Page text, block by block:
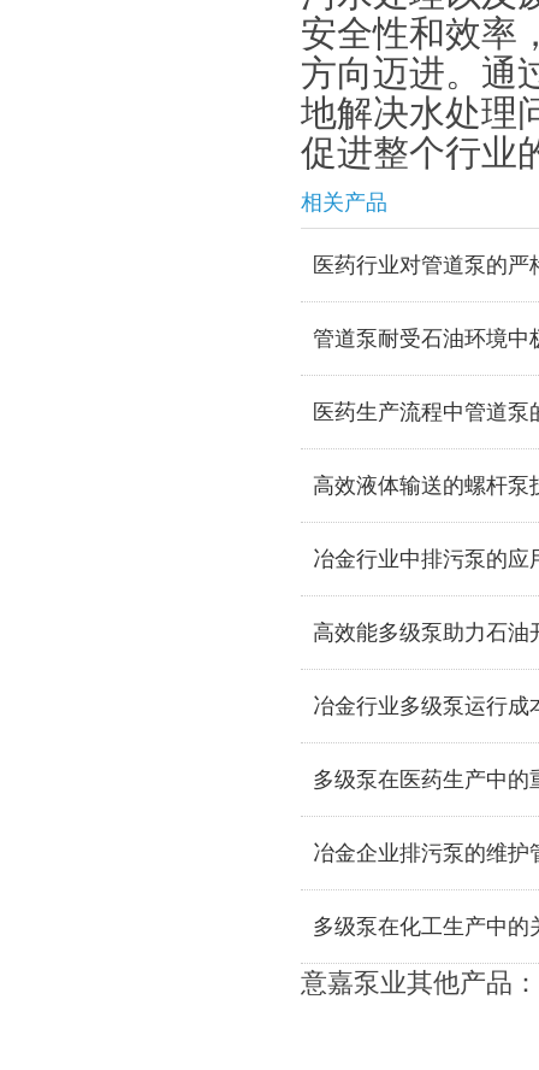
安全性和效率
方向迈进。通
地解决水处理
促进整个行业
相关产品
医药行业对管道泵的严
管道泵耐受石油环境中
医药生产流程中管道泵
高效液体输送的螺杆泵
冶金行业中排污泵的应
高效能多级泵助力石油
冶金行业多级泵运行成
多级泵在医药生产中的
冶金企业排污泵的维护
多级泵在化工生产中的
意嘉泵业其他产品：